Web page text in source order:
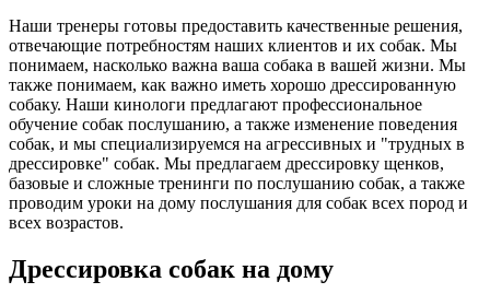
Наши тренеры готовы предоставить качественные решения,
отвечающие потребностям наших клиентов и их собак. Мы
понимаем, насколько важна ваша собака в вашей жизни. Мы
также понимаем, как важно иметь хорошо дрессированную
собаку. Наши кинологи предлагают профессиональное
обучение собак послушанию, а также изменение поведения
собак, и мы специализируемся на агрессивных и "трудных в
дрессировке" собак. Мы предлагаем дрессировку щенков,
базовые и сложные тренинги по послушанию собак, а также
проводим уроки на дому послушания для собак всех пород и
всех возрастов.
Дрессировка собак на дому